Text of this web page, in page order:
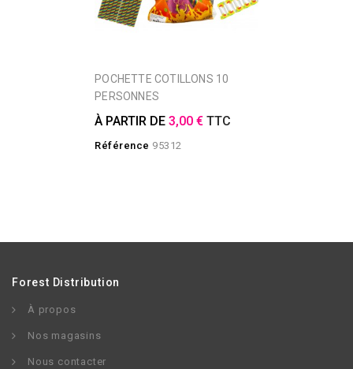
POCHETTE COTILLONS 10
PERSONNES
À PARTIR DE3,00 € TTC
Référence 95312
Forest Distribution
À propos
Nos magasins
Nous contacter